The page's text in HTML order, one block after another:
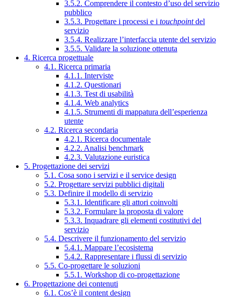
3.5.2. Comprendere il contesto d’uso del servizio
pubblico
3.5.3. Progettare i processi e i touchpointdel
servizio
3.5.4. Realizzare l’interfaccia utente del servizio
3.5.5. Validare la soluzione ottenuta
4. Ricerca progettuale
4.1. Ricerca primaria
4.1.1. Interviste
4.1.2. Questionari
4.1.3. Test di usabilità
4.1.4. Web analytics
4.1.5. Strumenti di mappatura dell’esperienza
utente
4.2. Ricerca secondaria
4.2.1. Ricerca documentale
4.2.2. Analisi benchmark
4.2.3. Valutazione euristica
5. Progettazione dei servizi
5.1. Cosa sono i servizi e il service design
5.2. Progettare servizi pubblici digitali
5.3. Definire il modello di servizio
5.3.1. Identificare gli attori coinvolti
5.3.2. Formulare la proposta di valore
5.3.3. Inquadrare gli elementi costitutivi del
servizio
5.4. Descrivere il funzionamento del servizio
5.4.1. Mappare l’ecosistema
5.4.2. Rappresentare i flussi di servizio
5.5. Co-progettare le soluzioni
5.5.1. Workshop di co-progettazione
6. Progettazione dei contenuti
6.1. Cos’è il content design